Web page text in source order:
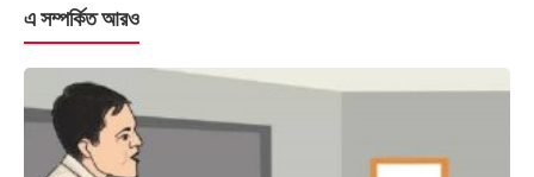
এ সম্পর্কিত আরও